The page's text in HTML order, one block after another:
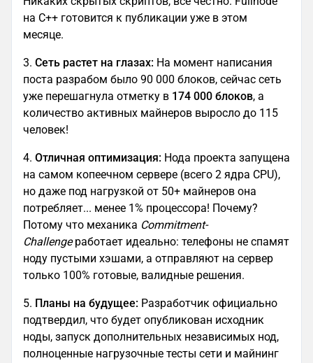
на C++ готовится к публикации уже в этом
месяце.
3. Сеть растет на глазах: На момент написания
поста разрабом было 90 000 блоков, сейчас сеть
уже перешагнула отметку в 174 000 блоков, а
количество активных майнеров выросло до 115
человек!
4. Отличная оптимизация: Нода проекта запущена
на самом копеечном сервере (всего 2 ядра CPU),
но даже под нагрузкой от 50+ майнеров она
потребляет... менее 1% процессора! Почему?
Потому что механика Commitment-
Challengeработает идеально: телефоны не спамят
ноду пустыми хэшами, а отправляют на сервер
только 100% готовые, валидные решения.
5. Планы на будущее: Разработчик официально
подтвердил, что будет опубликован исходник
ноды, запуск дополнительных независимых нод,
полноценные нагрузочные тесты сети и майнинг